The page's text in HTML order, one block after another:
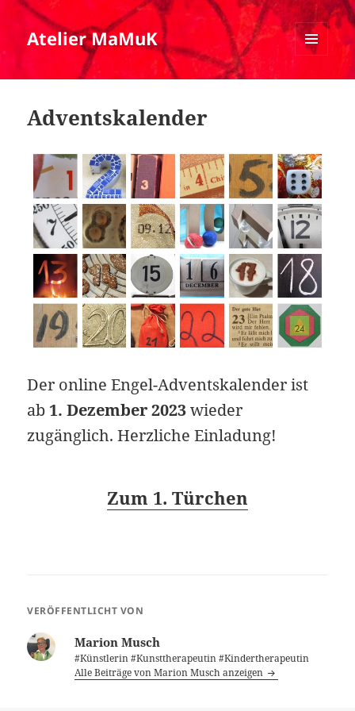
Atelier MaMuK
Adventskalender
Der online Engel-Adventskalender ist
ab 1. Dezember 2023wieder
zugänglich. Herzliche Einladung!
Zum 1. Türchen
VERÖFFENTLICHT VON
Marion Musch
#Künstlerin #Kunsttherapeutin #Kindertherapeutin
Alle Beiträge von Marion Musch anzeigen